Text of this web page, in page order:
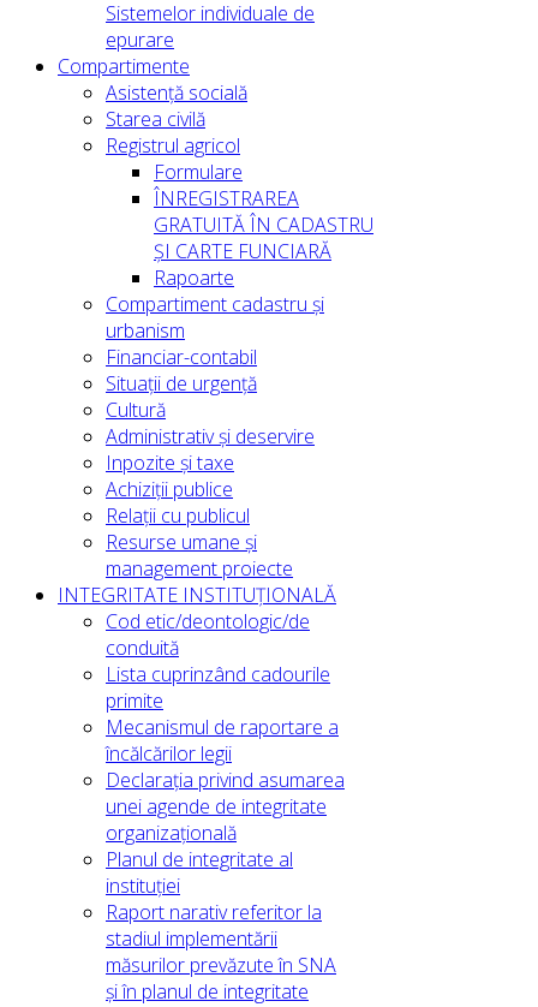
Sistemelor individuale de
epurare
Compartimente
Asistență socială
Starea civilă
Registrul agricol
Formulare
ÎNREGISTRAREA
GRATUITĂ ÎN CADASTRU
ȘI CARTE FUNCIARĂ
Rapoarte
Compartiment cadastru și
urbanism
Financiar-contabil
Situații de urgență
Cultură
Administrativ și deservire
Inpozite și taxe
Achiziții publice
Relații cu publicul
Resurse umane și
management proiecte
INTEGRITATE INSTITUȚIONALĂ
Cod etic/deontologic/de
conduită
Lista cuprinzând cadourile
primite
Mecanismul de raportare a
încălcărilor legii
Declarația privind asumarea
unei agende de integritate
organizațională
Planul de integritate al
instituției
Raport narativ referitor la
stadiul implementării
măsurilor prevăzute în SNA
și în planul de integritate